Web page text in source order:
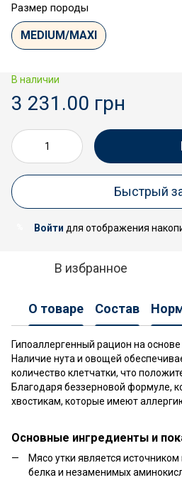
Размер породы
MEDIUM/MAXI
В наличии
3 231.00 грн
Быстрый
Войти для отображения
В избранное
О товаре Состав
Гипоаллергенный рацион на основе
Наличие нута и овощей
количество клетчатки, что
Благодаря беззерновой формуле,
хвостикам, которые имеют
Основные ингредиенты и
Мясо утки является
белка и незаменимых